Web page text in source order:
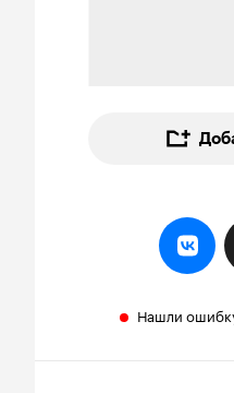
Нашли